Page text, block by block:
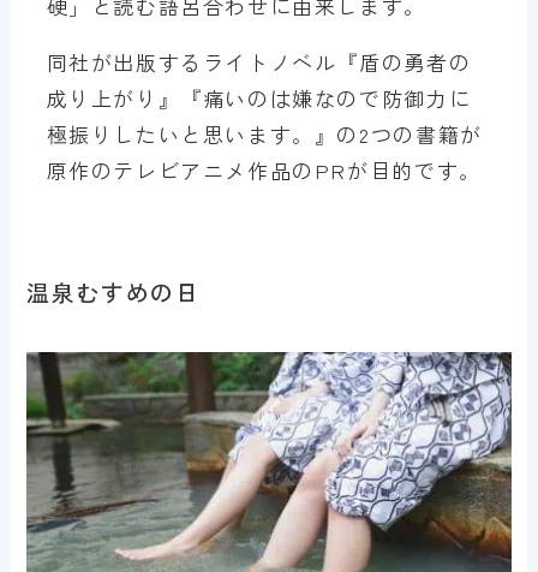
同社が出版するライトノベル『盾の勇者の
成り上がり』『痛いのは嫌なので防御力に
極振りしたいと思います。』の2つの書籍が
原作のテレビアニメ作品のPRが目的です。
温泉むすめの日